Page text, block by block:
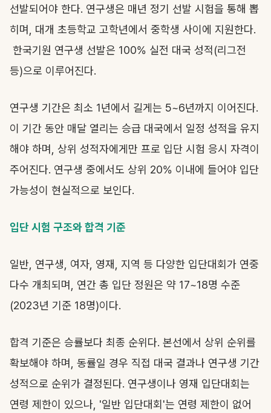
선발되어야 한다. 연구생은 매년 정기 선발 시험을 통해 뽑
히며, 대개 초등학교 고학년에서 중학생 사이에 지원한다.
한국기원 연구생 선발은 100% 실전 대국 성적(리그전
등)으로 이루어진다.
연구생 기간은 최소 1년에서 길게는 5~6년까지 이어진다.
이 기간 동안 매달 열리는 승급 대국에서 일정 성적을 유지
해야 하며, 상위 성적자에게만 프로 입단 시험 응시 자격이
주어진다. 연구생 중에서도 상위 20% 이내에 들어야 입단
가능성이 현실적으로 보인다.
입단 시험 구조와 합격 기준
일반, 연구생, 여자, 영재, 지역 등 다양한 입단대회가 연중
다수 개최되며, 연간 총 입단 정원은 약 17~18명 수준
(2023년 기준 18명)이다.
합격 기준은 승률보다 최종 순위다. 본선에서 상위 순위를
확보해야 하며, 동률일 경우 직접 대국 결과나 연구생 기간
성적으로 순위가 결정된다. 연구생이나 영재 입단대회는
연령 제한이 있으나, '일반 입단대회'는 연령 제한이 없어